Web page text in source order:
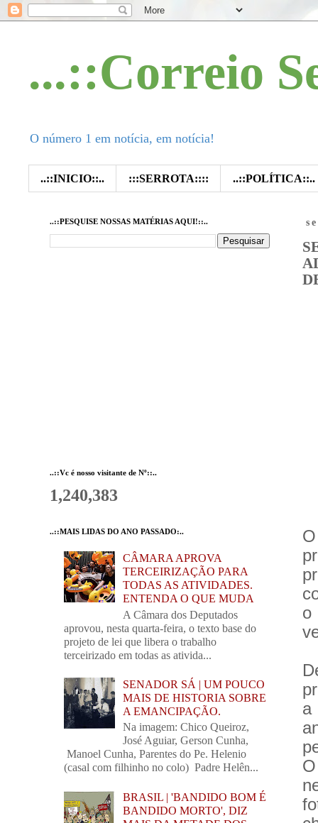
...::Correio
O número 1 em notícia, em notícia!
..::INICIO::.. :::SERROTA:::: ..::POLÍTICA::..
o
a
..::PESQUISE NOSSAS MATÉRIAS AQUI!::..
..::Vc é nosso visitante de Nº::..
1,240,383
..::MAIS LIDAS DO ANO PASSADO:..
CÂMARA APROVA
TERCEIRIZAÇÃO PARA
TODAS AS ATIVIDADES.
ENTENDA O QUE MUDA
A Câmara dos Deputados
aprovou, nesta quarta-feira, o texto base do
projeto de lei que libera o trabalho
terceirizado em todas as ativida...
SENADOR SÁ | UM POUCO
MAIS DE HISTORIA SOBRE
A EMANCIPAÇÃO.
Na imagem: Chico Queiroz,
José Aguiar, Gerson Cunha,
Manoel Cunha, Parentes do Pe. Helenio
(casal com filhinho no colo) Padre Helên...
BRASIL | 'BANDIDO BOM É
BANDIDO MORTO', DIZ